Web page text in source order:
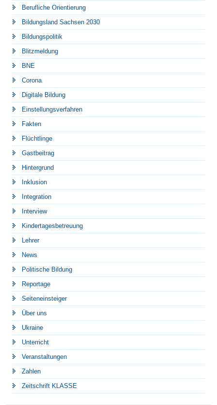
Berufliche Orientierung
Bildungsland Sachsen 2030
Bildungspolitik
Blitzmeldung
BNE
Corona
Digitale Bildung
Einstellungsverfahren
Fakten
Flüchtlinge
Gastbeitrag
Hintergrund
Inklusion
Integration
Interview
Kindertagesbetreuung
Lehrer
News
Politische Bildung
Reportage
Seiteneinsteiger
Über uns
Ukraine
Unterricht
Veranstaltungen
Zahlen
Zeitschrift KLASSE